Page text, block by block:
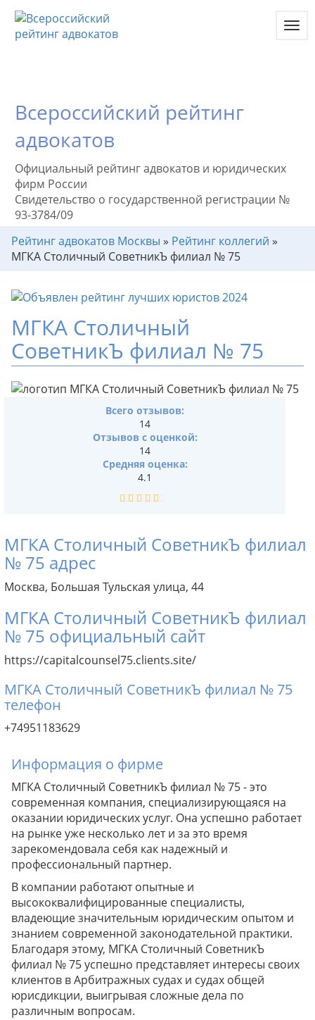
Всероссийский рейтинг
адвокатов
Официальный рейтинг адвокатов и юридических
фирм России
Свидетельство о государственной регистрации №
93-3784/09
Рейтинг адвокатов Москвы » Рейтинг коллегий »
МГКА Столичный СоветникЪ филиал № 75
МГКА Столичный
СоветникЪ филиал № 75
МГКА Столичный СоветникЪ филиал
№ 75 адрес
Москва, Большая Тульская улица, 44
МГКА Столичный СоветникЪ филиал
№ 75 официальный сайт
https://capitalcounsel75.clients.site/
МГКА Столичный СоветникЪ филиал № 75
телефон
+74951183629
Всего отзывов:
14
Отзывов с оценкой:
14
Средняя оценка:
4.1
Информация о фирме
МГКА Столичный СоветникЪ филиал № 75 - это
современная компания, специализирующаяся на
оказании юридических услуг. Она успешно работает
на рынке уже несколько лет и за это время
зарекомендовала себя как надежный и
профессиональный партнер.
В компании работают опытные и
высококвалифицированные специалисты,
владеющие значительным юридическим опытом и
знанием современной законодательной практики.
Благодаря этому, МГКА Столичный СоветникЪ
филиал № 75 успешно представляет интересы своих
клиентов в Арбитражных судах и судах общей
юрисдикции, выигрывая сложные дела по
различным вопросам.